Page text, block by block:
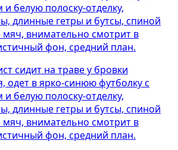
сидит на траве у бровки
одет в ярко-синюю футболку с
белую полоску-отделку,
длинные гетры и бутсы, спиной
мяч, внимательно смотрит в
фон, средний план.